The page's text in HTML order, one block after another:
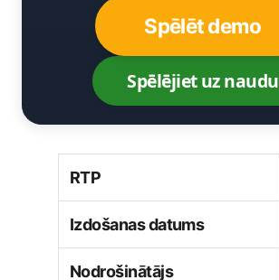
Spēlēt demo
Spēlējiet uz naudu
RTP
Izdošanas datums
Nodrošinātājs